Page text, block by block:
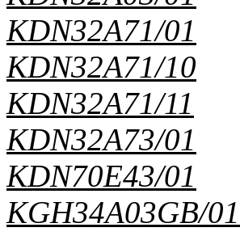
KDN32A71/01
KDN32A71/10
KDN32A71/11
KDN32A73/01
KDN70E43/01
KGH34A03GB/01